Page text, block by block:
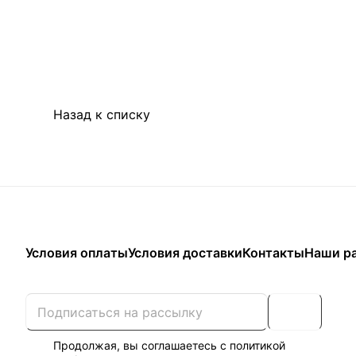
Назад к списку
Условия оплатыУсловия доставкиКонтактыНаши
Продолжая, вы соглашаетесь с политикой